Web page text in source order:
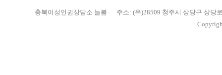
충북여성인권상담소 늘봄
주소: (우)28509 청주시 상당구 상당